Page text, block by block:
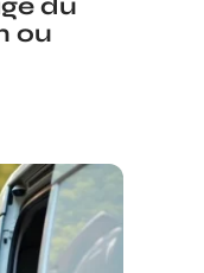
du
ou